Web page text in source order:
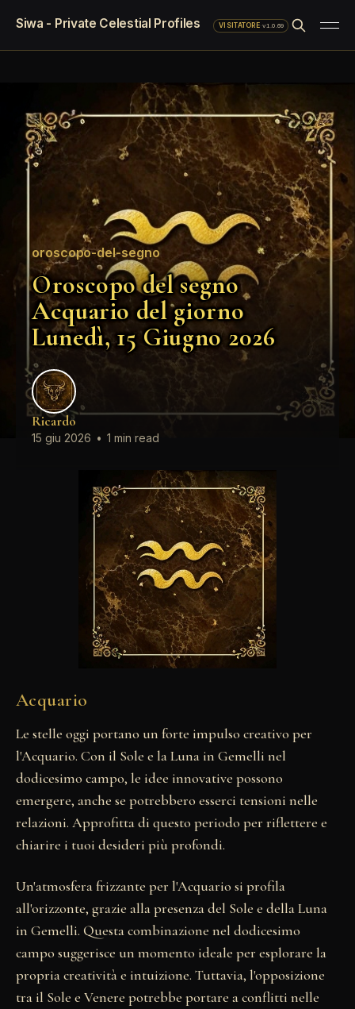
Siwa - Private Celestial Profiles VISITATORE·v1.0.69
oroscopo-del-segno
Oroscopo del segno
Acquario del giorno
Lunedì, 15 Giugno 2026
Ricardo
15 giu 2026 • 1 min read
Acquario
Le stelle oggi portano un forte impulso creativo per
l'Acquario. Con il Sole e la Luna in Gemelli nel
dodicesimo campo, le idee innovative possono
emergere, anche se potrebbero esserci tensioni nelle
relazioni. Approfitta di questo periodo per riflettere e
chiarire i tuoi desideri più profondi.
Un'atmosfera frizzante per l'Acquario si profila
all'orizzonte, grazie alla presenza del Sole e della Luna
in Gemelli. Questa combinazione nel dodicesimo
campo suggerisce un momento ideale per esplorare la
propria creatività e intuizione. Tuttavia, l'opposizione
tra il Sole e Venere potrebbe portare a conflitti nelle